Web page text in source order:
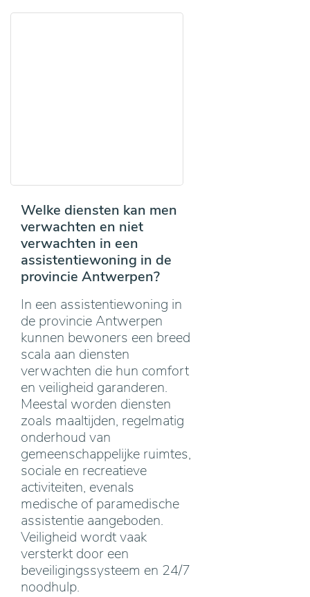
Welke diensten kan men
verwachten en niet
verwachten in een
assistentiewoning in de
provincie Antwerpen?
In een assistentiewoning in
de provincie Antwerpen
kunnen bewoners een breed
scala aan diensten
verwachten die hun comfort
en veiligheid garanderen.
Meestal worden diensten
zoals maaltijden, regelmatig
onderhoud van
gemeenschappelijke ruimtes,
sociale en recreatieve
activiteiten, evenals
medische of paramedische
assistentie aangeboden.
Veiligheid wordt vaak
versterkt door een
beveiligingssysteem en 24/7
noodhulp.